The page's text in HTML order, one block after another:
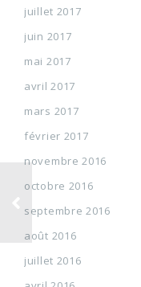
juillet 2017
juin 2017
mai 2017
avril 2017
mars 2017
février 2017
novembre 2016
octobre 2016
septembre 2016
août 2016
juillet 2016